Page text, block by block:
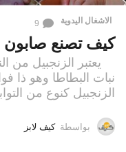
الاشغال اليدوية 9
كيف تصنع صابون
يعتبر الزنجبيل من
نبات البطاطا وهو ذا
الزنجبيل كنوع من
بواسطة كيف لابز